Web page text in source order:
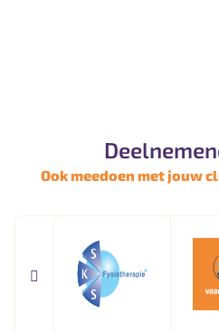
Ook meedoen met jouw